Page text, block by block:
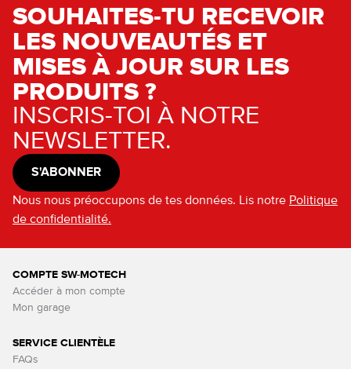
SOUHAITES-TU RECEVOIR
LES NOUVEAUTÉS ET
MISES À JOUR SUR LES
PRODUITS ?
INSCRIS-TOI À NOTRE
NEWSLETTER.
S'ABONNER
Nous nous préoccupons de tes données. Lis notre Politique
de confidentialité.
COMPTE SW-MOTECH
Accéder à mon compte
Mon garage
SERVICE CLIENTÈLE
FAQs